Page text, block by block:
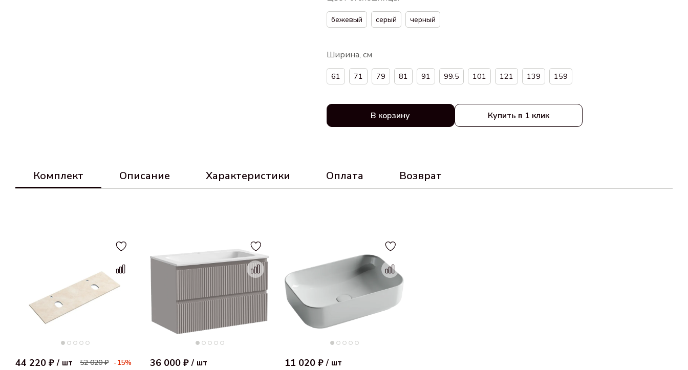
бежевый серый черный
Ширина, см
61 71 79 81 91 99.5 101 121 139 159
В корзину Купить в 1 клик
Комплект Описание Характеристики Оплата Возврат
44 220 ₽ / шт 52 020 ₽ -15% 36 000 ₽ / шт 11 020 ₽ / шт